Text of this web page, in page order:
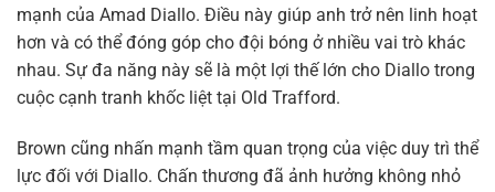
mạnh của Amad Diallo. Điều này giúp anh trở nên linh hoạt
hơn và có thể đóng góp cho đội bóng ở nhiều vai trò khác
nhau. Sự đa năng này sẽ là một lợi thế lớn cho Diallo trong
cuộc cạnh tranh khốc liệt tại Old Trafford.
Brown cũng nhấn mạnh tầm quan trọng của việc duy trì thể
lực đối với Diallo. Chấn thương đã ảnh hưởng không nhỏ